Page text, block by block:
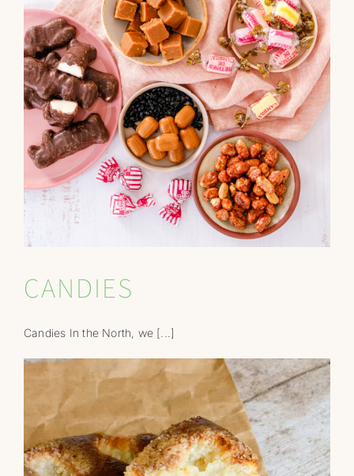
CANDIES
Candies In the North, we [...]